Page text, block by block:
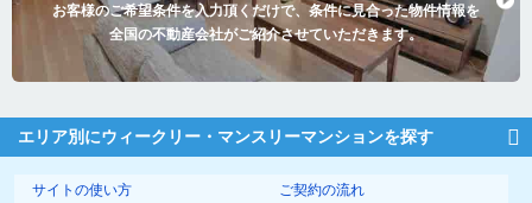
お客様のご希望条件を入力頂くだけで、条件に見合った物件情報を
全国の不動産会社がご紹介させていただきます。
エリア別にウィークリー・マンスリーマンションを探す
サイトの使い方
ご契約の流れ